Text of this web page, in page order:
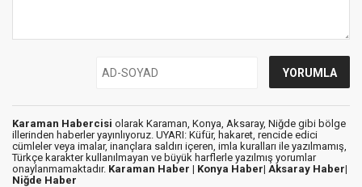
Karaman Habercisi olarak Karaman, Konya, Aksaray, Niğde gibi bölge
illerinden haberler yayınlıyoruz. UYARI: Küfür, hakaret, rencide edici
cümleler veya imalar, inançlara saldırı içeren, imla kuralları ile yazılmamış,
Türkçe karakter kullanılmayan ve büyük harflerle yazılmış yorumlar
onaylanmamaktadır. Karaman Haber | Konya Haber| Aksaray Haber|
Niğde Haber